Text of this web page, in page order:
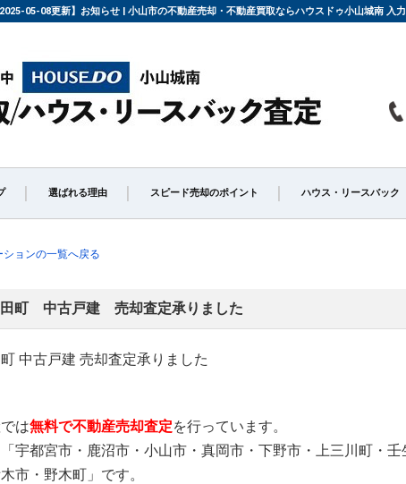
05-08更新】お知らせ | 小山市の不動産売却・不動産買取ならハウスドゥ小山城南 入
選ばれる理由 スピード売却のポイント ハウス・リースバック
仲介手数料について
ションの一覧へ戻る
田町 中古戸建 売却査定承りました
中古戸建 売却査定承りました
は無料で不動産売却査定を行っています。
宇都宮市・鹿沼市・小山市・真岡市・下野市・上三川町・壬
市・野木町」です。